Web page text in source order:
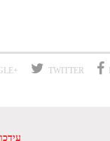
+GOOGLE TWITTER